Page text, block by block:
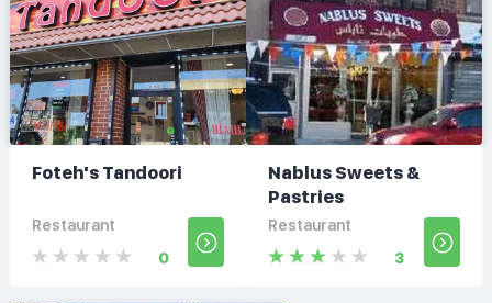
Foteh's Tandoori
Restaurant
0
Nablus Sweets &
Pastries
Restaurant
3